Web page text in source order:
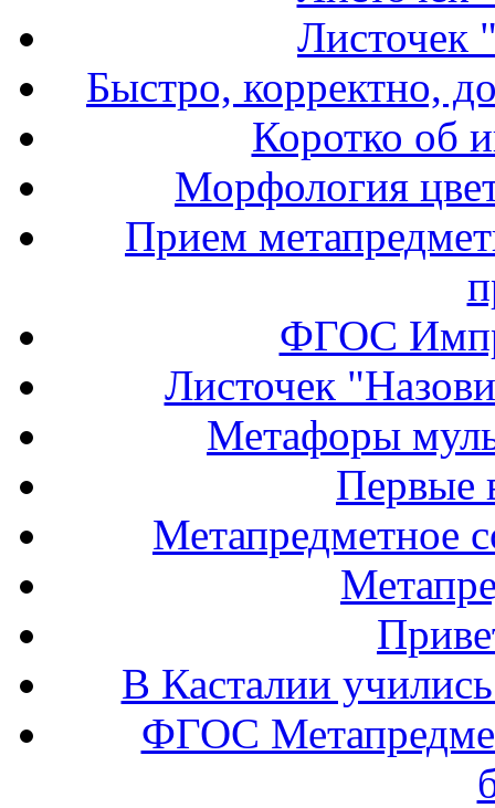
Листочек
Быстро, корректно,
Коротко об
Морфология
Прием
ФГОС
Листочек
Метафоры
Первые
Метапредметное
В Касталии
ФГОС